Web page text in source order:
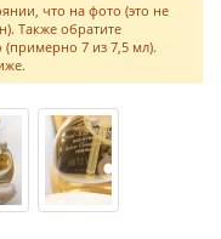
что на фото (это не
Также обратите
(примерно 7 из 7,5 мл).